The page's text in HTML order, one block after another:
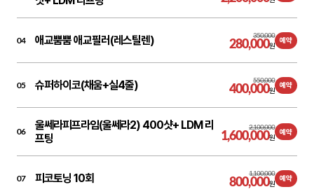
04 애교뿜뿜 애교필러(레스틸렌) 350,000
280,000원
예약
05 슈퍼하이코(채움+실4줄) 550,000
400,000원
예약
06
울쎄라피프라임(울쎄라2) 400샷+ LDM 리
프팅
2,100,000
1,600,000원
예약
07 피코토닝 10회 1,100,000
800,000원
예약